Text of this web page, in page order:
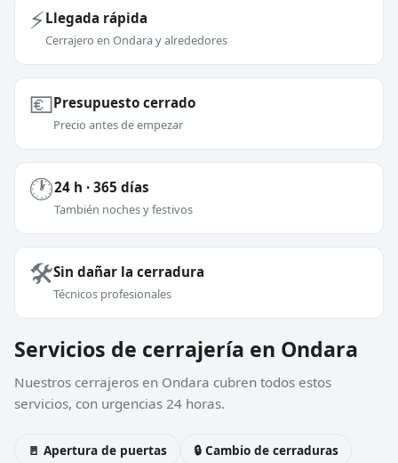
⚡Llegada rápida
Cerrajero en Ondara y alrededores
💶Presupuesto cerrado
Precio antes de empezar
🕐24 h · 365 días
También noches y festivos
🛠️Sin dañar la cerradura
Técnicos profesionales
Servicios de cerrajería en Ondara
Nuestros cerrajeros en Ondara cubren todos estos
servicios, con urgencias 24 horas.
🚪 Apertura de puertas 🔒 Cambio de cerraduras